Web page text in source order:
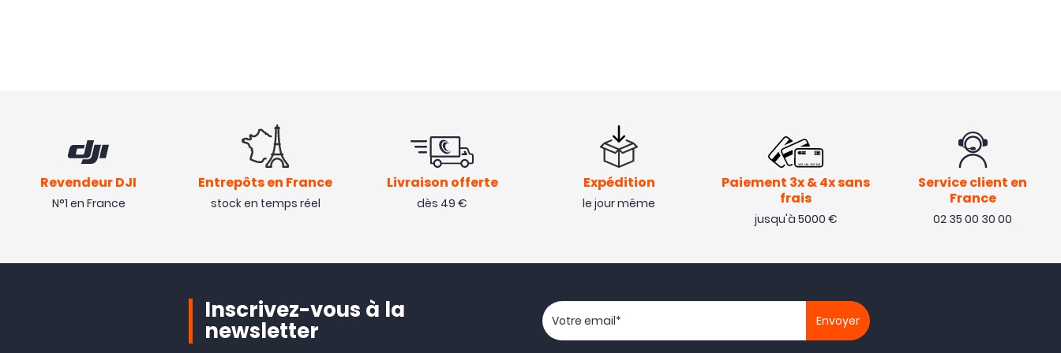
Revendeur DJI
N°1 en France
Entrepôts en France
stock en temps réel
Livraison offerte
dès 49 €
Expédition
le jour même
Paiement 3x & 4x sans
frais
jusqu'à 5000 €
Service client en
France
02 35 00 30 00
Inscrivez-vous à la
newsletter
Votre adresse email